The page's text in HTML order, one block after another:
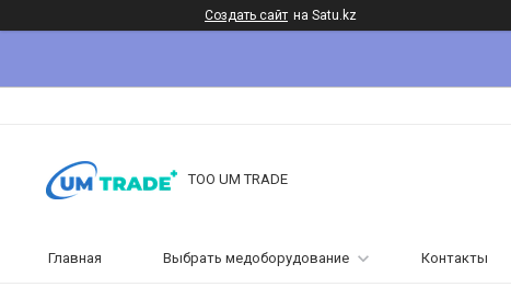
Создать сайт на Satu.kz
ТОО UM TRADE
Главная Выбрать медоборудование Контакты